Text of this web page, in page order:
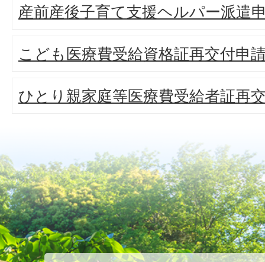
産前産後子育て支援ヘルパー派遣
こども医療費受給資格証再交付申
ひとり親家庭等医療費受給者証再